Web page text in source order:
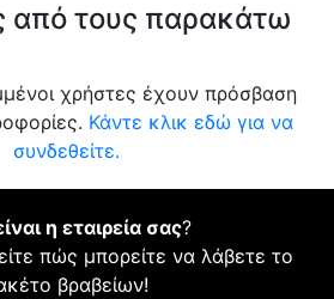
από τους παρακάτω
χρήστες έχουν πρόσβαση
Κάντε κλικ εδώ για να
συνδεθείτε.
η εταιρεία σας?
πώς μπορείτε να λάβετε το
βραβείων!